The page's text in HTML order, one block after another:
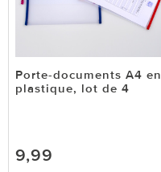
Porte-documents A4 en
plastique, lot de 4
9,99